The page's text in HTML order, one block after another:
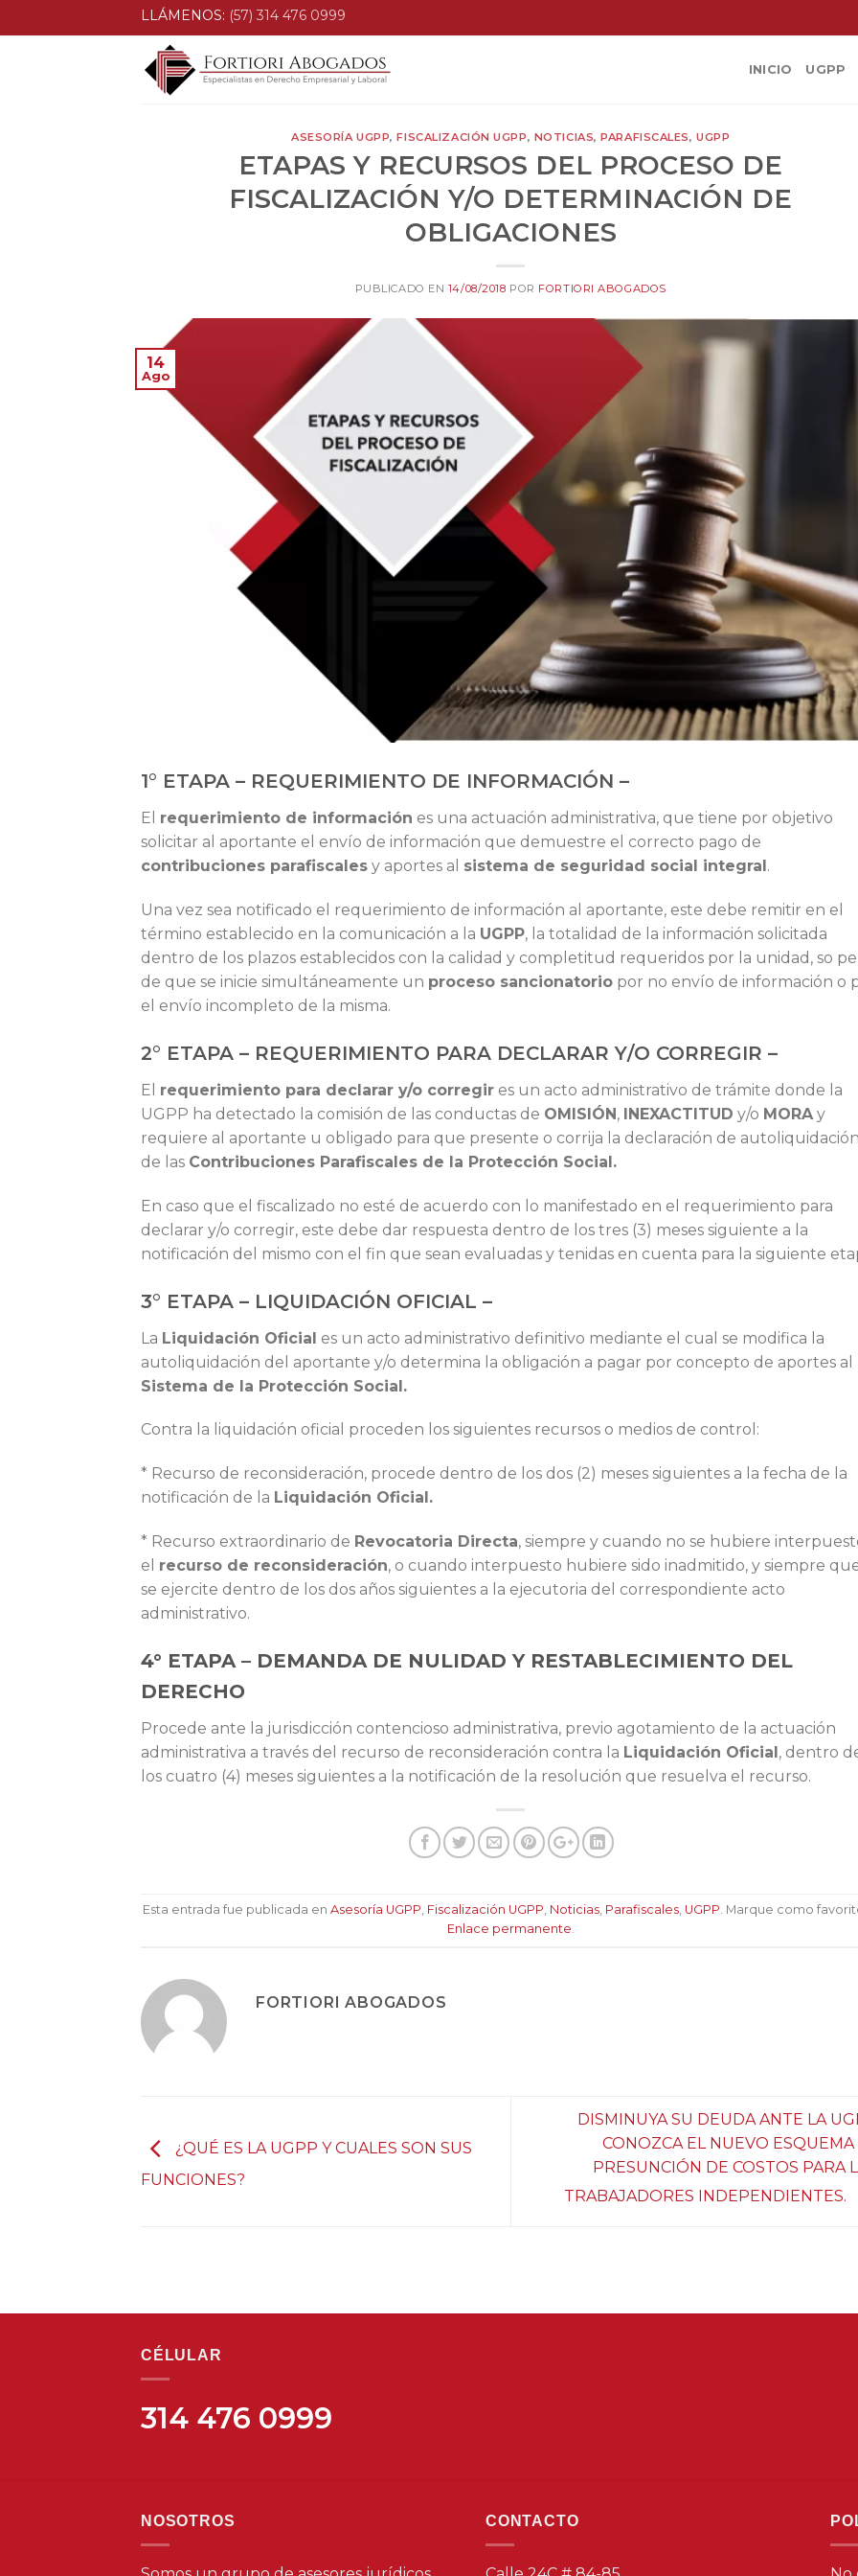
to
LLÁMENOS: (57) 314 476 0999
INICIO UGPP
ASESORÍA UGPP,FISCALIZACIÓN UGPP, NOTICIAS,PARAFISCALES,UGPP
ETAPAS Y RECURSOS DEL PROCESO DE
FISCALIZACIÓN Y/O DETERMINACIÓN DE
OBLIGACIONES
PUBLICADO EN 14/08/2018 POR FORTIORI ABOGADOS
14
Ago
1° ETAPA – REQUERIMIENTO DE INFORMACIÓN –
El requerimiento de información es una actuación administrativa, que tiene por objetivo
solicitar al aportante el envío de información que demuestre el correcto pago de
contribuciones parafiscales y aportes al sistema de seguridad social integral .
Una vez sea notificado el requerimiento de información al aportante, este debe remitir en el
término establecido en la comunicación a la UGPP, la totalidad de la información solicitada
dentro de los plazos establecidos con la calidad y completitud requeridos por la unidad, so
de que se inicie simultáneamente un proceso sancionatorio por no envío de información o
el envío incompleto de la misma.
2° ETAPA – REQUERIMIENTO PARA DECLARAR Y/O CORREGIR –
El requerimiento para declarar y/o corregir es un acto administrativo de trámite donde la
UGPP ha detectado la comisión de las conductas de OMISIÓN, INEXACTITUD y/o MORAy
requiere al aportante u obligado para que presente o corrija la declaración de
de las Contribuciones Parafiscales de la Protección Social.
En caso que el fiscalizado no esté de acuerdo con lo manifestado en el requerimiento para
declarar y/o corregir, este debe dar respuesta dentro de los tres (3) meses siguiente a la
notificación del mismo con el fin que sean evaluadas y tenidas en cuenta para la siguiente
3° ETAPA – LIQUIDACIÓN OFICIAL –
La Liquidación Oficial es un acto administrativo definitivo mediante el cual se modifica la
autoliquidación del aportante y/o determina la obligación a pagar por concepto de aportes al
Sistema de la Protección Social.
Contra la liquidación oficial proceden los siguientes recursos o medios de control:
* Recurso de reconsideración, procede dentro de los dos (2) meses siguientes a la fecha de la
notificación de la Liquidación Oficial.
* Recurso extraordinario de Revocatoria Directa, siempre y cuando no se hubiere
el recurso de reconsideración, o cuando interpuesto hubiere sido inadmitido, y siempre
se ejercite dentro de los dos años siguientes a la ejecutoria del correspondiente acto
administrativo.
4° ETAPA – DEMANDA DE NULIDAD Y RESTABLECIMIENTO DEL
DERECHO
Procede ante la jurisdicción contencioso administrativa, previo agotamiento de la actuación
administrativa a través del recurso de reconsideración contra la Liquidación Oficial, dentro
los cuatro (4) meses siguientes a la notificación de la resolución que resuelva el recurso.
Esta entrada fue publicada en Asesoría UGPP, Fiscalización UGPP, Noticias, Parafiscales, UGPP. Marque como
Enlace permanente.
FORTIORI ABOGADOS
¿QUÉ ES LA UGPP Y CUALES SON SUS
FUNCIONES?
DISMINUYA SU DEUDA ANTE LA
CONOZCA EL NUEVO ESQUEMA
PRESUNCIÓN DE COSTOS PARA
TRABAJADORES INDEPENDIENTES.
CÉLULAR
314 476 0999
NOSOTROS CONTACTO